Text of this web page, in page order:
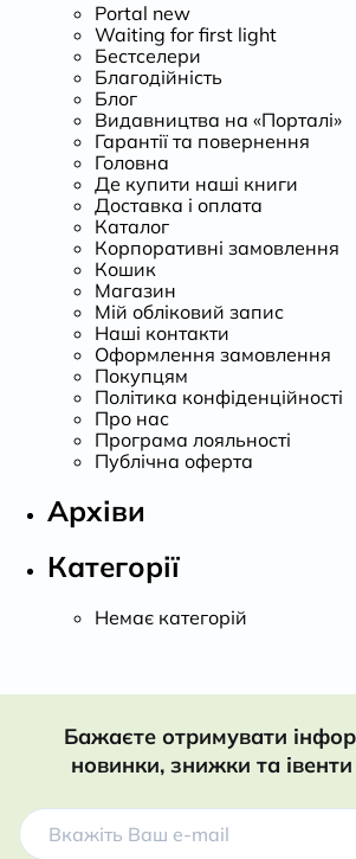
Portal new
Waiting for first light
Бестселери
Благодійність
Блог
Видавництва на «Порталі»
Гарантії та повернення
Головна
Де купити наші книги
Доставка і оплата
Каталог
Корпоративні замовлення
Кошик
Магазин
Мій обліковий запис
Наші контакти
Оформлення замовлення
Покупцям
Політика конфіденційності
Про нас
Програма лояльності
Публічна оферта
Архіви
Категорії
Немає категорій
Бажаєте отримувати
новинки, знижки та